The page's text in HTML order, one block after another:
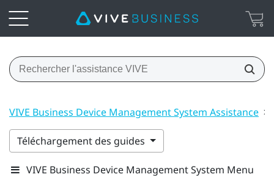
VIVE Business Device Management System Assistance >
Téléchargement des guides
VIVE Business Device Management System Menu